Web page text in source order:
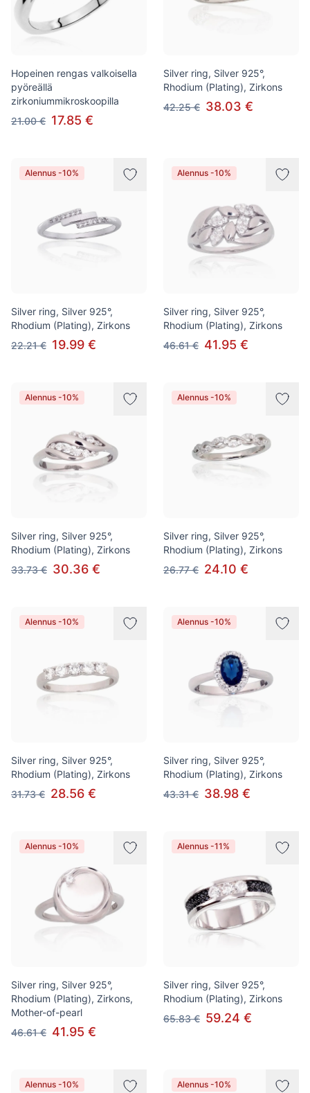
Hopeinen rengas valkoisella
pyöreällä
zirkoniummikroskoopilla
21.00 € 17.85 €
Silver ring, Silver 925°,
Rhodium (Plating), Zirkons
42.25 € 38.03 €
Alennus -10%
Silver ring, Silver 925°,
Rhodium (Plating), Zirkons
22.21 € 19.99 €
Alennus -10%
Silver ring, Silver 925°,
Rhodium (Plating), Zirkons
46.61 € 41.95 €
Alennus -10%
Silver ring, Silver 925°,
Rhodium (Plating), Zirkons
33.73 € 30.36 €
Alennus -10%
Silver ring, Silver 925°,
Rhodium (Plating), Zirkons
26.77 € 24.10 €
Alennus -10%
Silver ring, Silver 925°,
Rhodium (Plating), Zirkons
31.73 € 28.56 €
Alennus -10%
Silver ring, Silver 925°,
Rhodium (Plating), Zirkons
43.31 € 38.98 €
Alennus -10%
Silver ring, Silver 925°,
Rhodium (Plating), Zirkons,
Mother-of-pearl
46.61 € 41.95 €
Alennus -11%
Silver ring, Silver 925°,
Rhodium (Plating), Zirkons
65.83 € 59.24 €
Alennus -10% Alennus -10%